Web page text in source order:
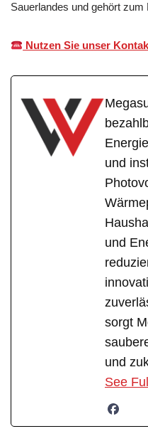
Sauerlandes und gehört
Nutzen Sie unser
und
und
sorgt
und
See